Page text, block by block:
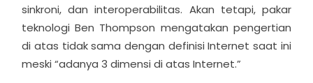
sinkroni, dan interoperabilitas. Akan tetapi, pakar
teknologi Ben Thompson mengatakan pengertian
di atas tidak sama dengan definisi Internet saat ini
meski “adanya 3 dimensi di atas Internet.”